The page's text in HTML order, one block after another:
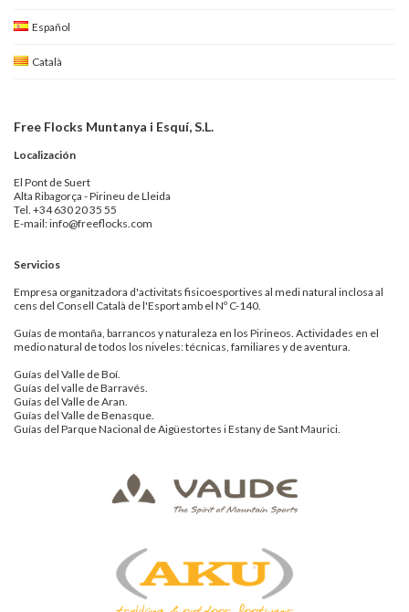
Español
Català
Free Flocks Muntanya i Esquí, S.L.
Localización
El Pont de Suert
Alta Ribagorça - Pirineu de Lleida
Tel. +34 630 20 35 55
E-mail: info@freeflocks.com
Servicios
Empresa organitzadora d'activitats fisicoesportives al medi natural inclosa al
cens del Consell Català de l'Esport amb el Nº C-140.
Guías de montaña, barrancos y naturaleza en los Pirineos. Actividades en el
medio natural de todos los niveles: técnicas, familiares y de aventura.
Guías del Valle de Boí.
Guías del valle de Barravés.
Guías del Valle de Aran.
Guías del Valle de Benasque.
Guías del Parque Nacional de Aigüestortes i Estany de Sant Maurici.